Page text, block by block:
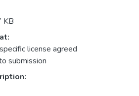
KB
license agreed
submission